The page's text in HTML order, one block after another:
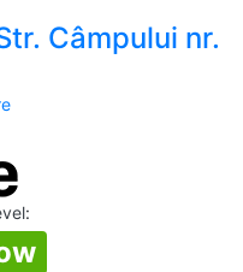
Câmpului nr.
: